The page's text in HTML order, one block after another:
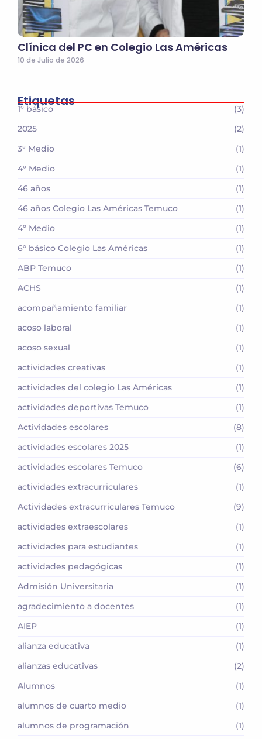
Clínica del PC en Colegio Las Américas
10 de Julio de 2026
Etiquetas
1° básico
(3)
2025
(2)
3° Medio
(1)
4° Medio
(1)
46 años
(1)
46 años Colegio Las Américas Temuco
(1)
4º Medio
(1)
6° básico Colegio Las Américas
(1)
ABP Temuco
(1)
ACHS
(1)
acompañamiento familiar
(1)
acoso laboral
(1)
acoso sexual
(1)
actividades creativas
(1)
actividades del colegio Las Américas
(1)
actividades deportivas Temuco
(1)
Actividades escolares
(8)
actividades escolares 2025
(1)
actividades escolares Temuco
(6)
actividades extracurriculares
(1)
Actividades extracurriculares Temuco
(9)
actividades extraescolares
(1)
actividades para estudiantes
(1)
actividades pedagógicas
(1)
Admisión Universitaria
(1)
agradecimiento a docentes
(1)
AIEP
(1)
alianza educativa
(1)
alianzas educativas
(2)
Alumnos
(1)
alumnos de cuarto medio
(1)
alumnos de programación
(1)